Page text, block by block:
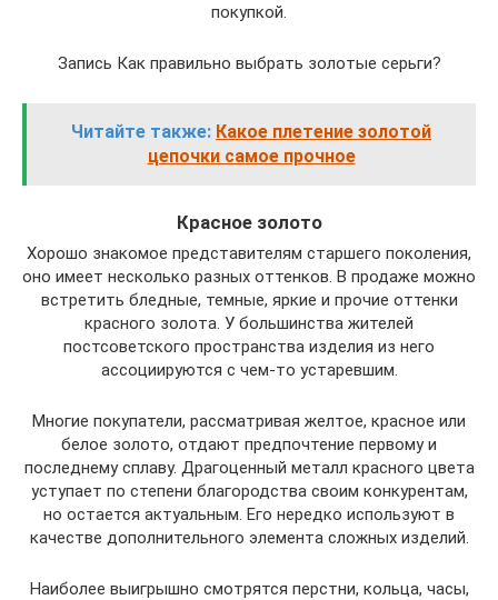
покупкой.
Запись Как правильно выбрать золотые серьги?
Читайте также: Какое плетение золотой
цепочки самое прочное
Красное золото
Хорошо знакомое представителям старшего поколения,
оно имеет несколько разных оттенков. В продаже можно
встретить бледные, темные, яркие и прочие оттенки
красного золота. У большинства жителей
постсоветского пространства изделия из него
ассоциируются с чем-то устаревшим.
Многие покупатели, рассматривая желтое, красное или
белое золото, отдают предпочтение первому и
последнему сплаву. Драгоценный металл красного цвета
уступает по степени благородства своим конкурентам,
но остается актуальным. Его нередко используют в
качестве дополнительного элемента сложных изделий.
Наиболее выигрышно смотрятся перстни, кольца, часы,